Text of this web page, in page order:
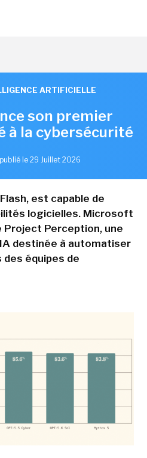
ARTIFICIELLE
son premier
à la cybersécurité
publié le 29 Juillet 2026
est capable de
logicielles. Microsoft
Project Perception, une
destinée à automatiser
équipes de